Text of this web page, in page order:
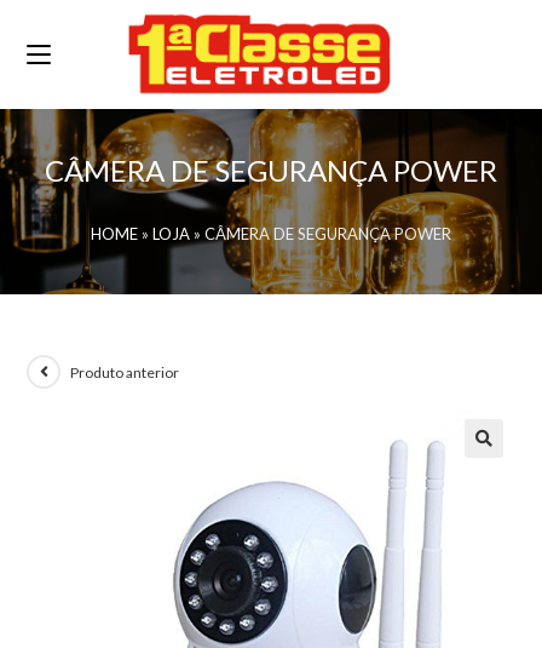
CÂMERA DE SEGURANÇA POWER
HOME » LOJA » CÂMERA DE SEGURANÇA POWER
Produto anterior